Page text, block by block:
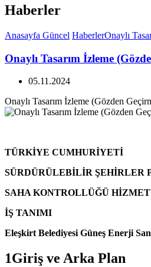
Haberler
Anasayfa Güncel HaberlerOnaylı
Onaylı Tasarım İzleme
05.11.2024
Onaylı Tasarım İzleme (Gözden
TÜRKİYE CUMHURİYETİ
SÜRDÜRÜLEBİLİR ŞEHİRLER
SAHA KONTROLLÜĞÜ
İŞ TANIMI
Eleşkirt Belediyesi Güneş Enerji
1Giriş ve Arka Plan